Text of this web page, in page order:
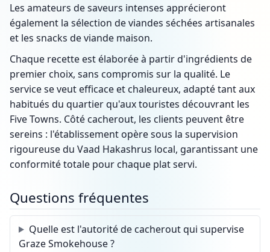
Les amateurs de saveurs intenses apprécieront
également la sélection de viandes séchées artisanales
et les snacks de viande maison.
Chaque recette est élaborée à partir d'ingrédients de
premier choix, sans compromis sur la qualité. Le
service se veut efficace et chaleureux, adapté tant aux
habitués du quartier qu'aux touristes découvrant les
Five Towns. Côté cacherout, les clients peuvent être
sereins : l'établissement opère sous la supervision
rigoureuse du Vaad Hakashrus local, garantissant une
conformité totale pour chaque plat servi.
Questions fréquentes
Quelle est l'autorité de cacherout qui supervise
Graze Smokehouse ?